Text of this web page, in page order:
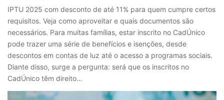
IPTU 2025 com desconto de até 11% para quem cumpre certos
requisitos. Veja como aproveitar e quais documentos são
necessários. Para muitas famílias, estar inscrito no CadÚnico
pode trazer uma série de benefícios e isenções, desde
descontos em contas de luz até o acesso a programas sociais.
Diante disso, surge a pergunta: será que os inscritos no
CadÚnico têm direito…